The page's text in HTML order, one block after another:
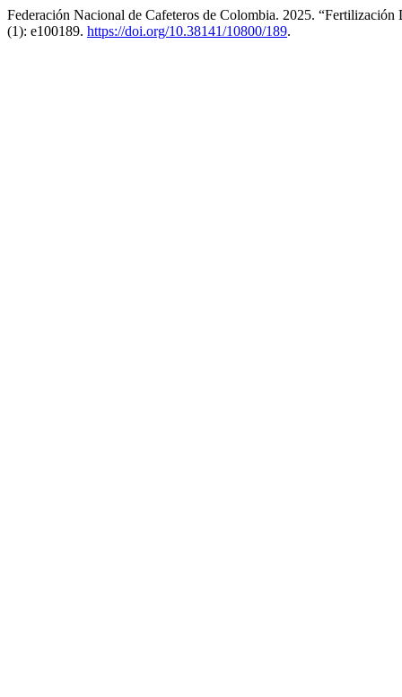
Federación Nacional de Cafeteros de Colombia. 2025.
(1): e100189. https://doi.org/10.38141/10800/189.